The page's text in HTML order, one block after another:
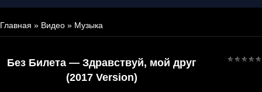
Главная » Видео » Музыка
Без Билета — Здравствуй, мой друг
(2017 Version)